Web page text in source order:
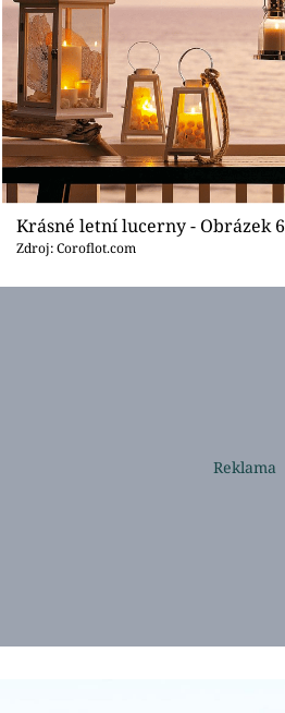
Krásné letní lucerny - Obrázek 6
Zdroj: Coroflot.com